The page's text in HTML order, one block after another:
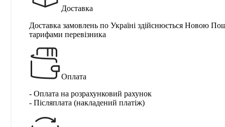
Доставка
Доставка замовлень по Україні здійснюється Новою
тарифами перевізника
Оплата
- Оплата на розрахунковий рахунок
- Післяплата (накладений платіж)